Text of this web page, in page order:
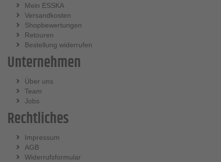
Mein ESSKA
Versandkosten
Shopbewertungen
Retouren
Bestellung widerrufen
Unternehmen
Über uns
Team
Jobs
Rechtliches
Impressum
AGB
Widerrufsformular